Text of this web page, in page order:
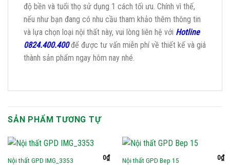
độ bền và tuổi thọ sử dụng 1 cách tối ưu. Chính vì thế,
nếu như bạn đang có nhu cầu tham khảo thêm thông tin
và lựa chọn loại nội thất này, vui lòng liên hệ với Hotline
0824.400.400để được tư vấn miễn phí về thiết kế và giá
thành sản phẩm ngay hôm nay nhé.
SẢN PHẨM TƯƠNG TỰ
Nội thất GPD IMG_3353 0₫ Nội thất GPD Bep 15 0₫